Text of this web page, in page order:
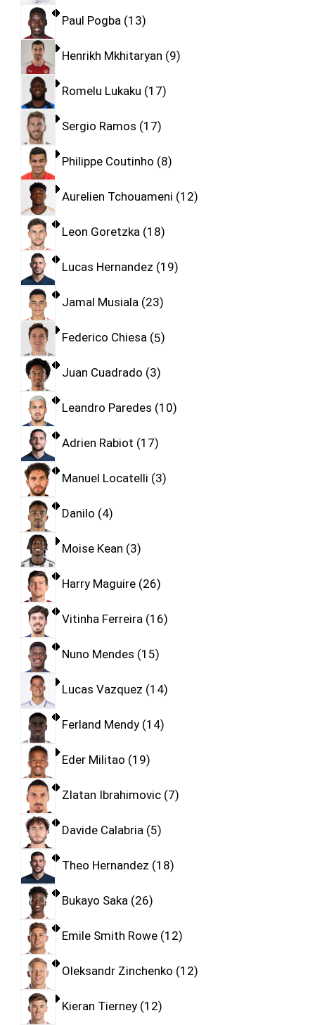
Paul Pogba 13
Henrikh Mkhitaryan 9
Romelu Lukaku 17
Sergio Ramos 17
Philippe Coutinho 8
Aurelien Tchouameni 12
Leon Goretzka 18
Lucas Hernandez 19
Jamal Musiala 23
Federico Chiesa 5
Juan Cuadrado 3
Leandro Paredes 10
Adrien Rabiot 17
Manuel Locatelli 3
Danilo 4
Moise Kean 3
Harry Maguire 26
Vitinha Ferreira 16
Nuno Mendes 15
Lucas Vazquez 14
Ferland Mendy 14
Eder Militao 19
Zlatan Ibrahimovic 7
Davide Calabria 5
Theo Hernandez 18
Bukayo Saka 26
Emile Smith Rowe 12
Oleksandr Zinchenko 12
Kieran Tierney 12